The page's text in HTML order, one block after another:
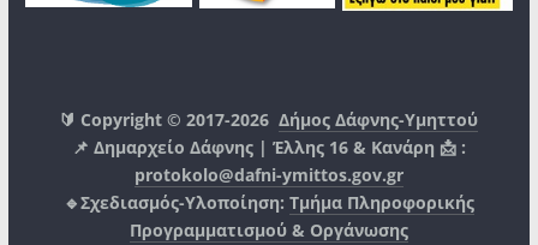
🔰 Copyright © 2017-2026Δήμος Δάφνης-Υμηττού
📌 Δημαρχείο Δάφνης | Έλλης 16 & Κανάρη 📩 :
protokolo@dafni-ymittos.gov.gr
🔹Σχεδιασμός-Υλοποίηση: Τμήμα Πληροφορικής
Προγραμματισμού & Οργάνωσης